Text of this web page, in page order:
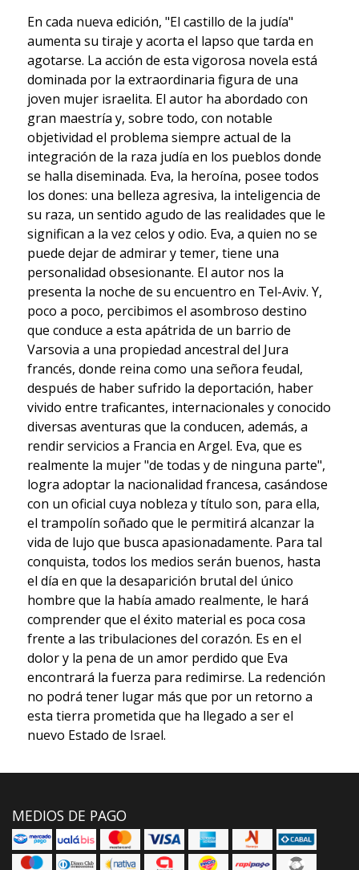
En cada nueva edición, "El castillo de la judía"
aumenta su tiraje y acorta el lapso que tarda en
agotarse. La acción de esta vigorosa novela está
dominada por la extraordinaria figura de una
joven mujer israelita. El autor ha abordado con
gran maestría y, sobre todo, con notable
objetividad el problema siempre actual de la
integración de la raza judía en los pueblos donde
se halla diseminada. Eva, la heroína, posee todos
los dones: una belleza agresiva, la inteligencia de
su raza, un sentido agudo de las realidades que le
significan a la vez celos y odio. Eva, a quien no se
puede dejar de admirar y temer, tiene una
personalidad obsesionante. El autor nos la
presenta la noche de su encuentro en Tel-Aviv. Y,
poco a poco, percibimos el asombroso destino
que conduce a esta apátrida de un barrio de
Varsovia a una propiedad ancestral del Jura
francés, donde reina como una señora feudal,
después de haber sufrido la deportación, haber
vivido entre traficantes, internacionales y conocido
diversas aventuras que la conducen, además, a
rendir servicios a Francia en Argel. Eva, que es
realmente la mujer "de todas y de ninguna parte",
logra adoptar la nacionalidad francesa, casándose
con un oficial cuya nobleza y título son, para ella,
el trampolín soñado que le permitirá alcanzar la
vida de lujo que busca apasionadamente. Para tal
conquista, todos los medios serán buenos, hasta
el día en que la desaparición brutal del único
hombre que la había amado realmente, le hará
comprender que el éxito material es poca cosa
frente a las tribulaciones del corazón. Es en el
dolor y la pena de un amor perdido que Eva
encontrará la fuerza para redimirse. La redención
no podrá tener lugar más que por un retorno a
esta tierra prometida que ha llegado a ser el
nuevo Estado de Israel.
MEDIOS DE PAGO